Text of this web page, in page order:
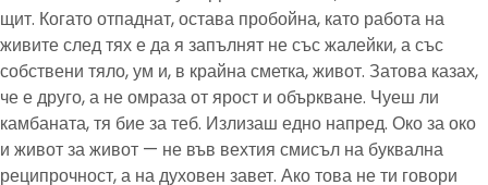
щит. Когато отпаднат, остава пробойна, като работа на
живите след тях е да я запълнят не със жалейки, а със
собствени тяло, ум и, в крайна сметка, живот. Затова казах,
че е друго, а не омраза от ярост и объркване. Чуеш ли
камбаната, тя бие за теб. Излизаш едно напред. Око за око
и живот за живот — не във вехтия смисъл на буквална
реципрочност, а на духовен завет. Ако това не ти говори